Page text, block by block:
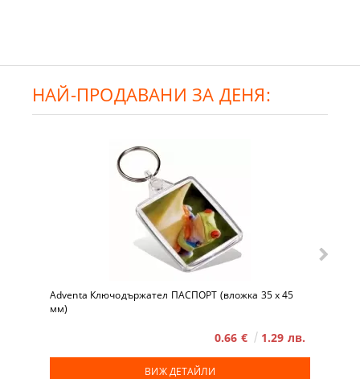
НАЙ-ПРОДАВАНИ ЗА ДЕНЯ:
Adventa Ключодържател ПАСПОРТ (вложка 35 x 45
мм)
0.66 € 1.29 лв.
ВИЖ ДЕТАЙЛИ